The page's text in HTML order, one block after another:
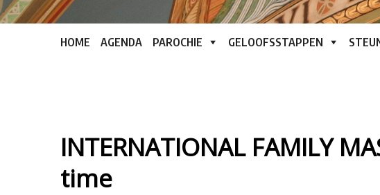
HOME AGENDA PAROCHIE GELOOFSSTAPPEN
INTERNATIONAL FAMILY
time